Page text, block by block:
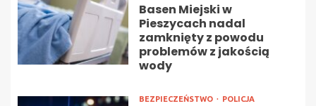
Basen Miejski w
Pieszycach nadal
zamknięty z powodu
problemów z jakością
wody
BEZPIECZEŃSTWO POLICJA